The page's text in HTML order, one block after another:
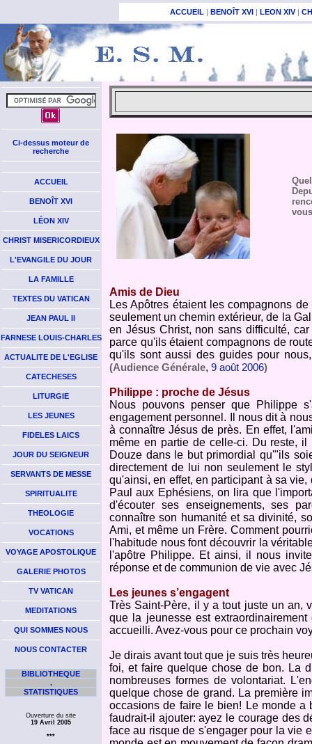
ACCUEIL | BENOÎT XVI | LEON XIV|
Ci-dessus moteur de
recherche
ACCUEIL
BENOÎT XVI
LÉON XIV
CHRIST MISERICORDIEUX
L'EVANGILE DU JOUR
LA FAMILLE
TEXTES DU VATICAN
JEAN PAUL II
FARNESE LOUIS-CHARLES
ACTUALITE DE L'EGLISE
CATECHESES
LITURGIE
LES JEUNES
FIDELES LAICS
JOUR DU SEIGNEUR
SERVANTS DE MESSE
SPIRITUALITE
THEOLOGIE
VOCATIONS
VOYAGE APOSTOLIQUE
GALERIE PHOTOS
TV VATICAN
MEDITATIONS
QUI SOMMES NOUS
NOUS CONTACTER
BIBLIOTHEQUE
.
STATISTIQUES
Ouverture du site
19 Avril 2005
***
Amis de Dieu
Les Apôtres étaient les compagnons
seulement un chemin extérieur, de la
en Jésus Christ, non sans difficulté,
parce qu'ils étaient compagnons de
qu'ils sont aussi des guides pour
(Audience Générale, 9 août 2006)
Philippe : proche de Jésus
Nous pouvons penser que Philippe
engagement personnel. Il nous dit à
à connaître Jésus de près. En effet,
même en partie de celle-ci. Du reste,
Douze dans le but primordial qu'"ils
directement de lui non seulement le
qu'ainsi, en effet, en participant à sa
Paul aux Ephésiens, on lira que
d'écouter ses enseignements, ses
connaître son humanité et sa divinité,
Ami, et même un Frère. Comment
l'habitude nous font découvrir la
l'apôtre Philippe. Et ainsi, il nous
réponse et de communion de vie avec
Les jeunes s’engagent
Très Saint-Père, il y a tout juste un an,
que la jeunesse est
accueilli. Avez-vous pour ce prochain
Je dirais avant tout que je suis très
foi, et faire quelque chose de bon. La
nombreuses formes de volontariat.
quelque chose de grand. La première
occasions de faire le bien! Le monde a
faudrait-il ajouter: ayez le courage des
face au risque de s'engager pour la vie